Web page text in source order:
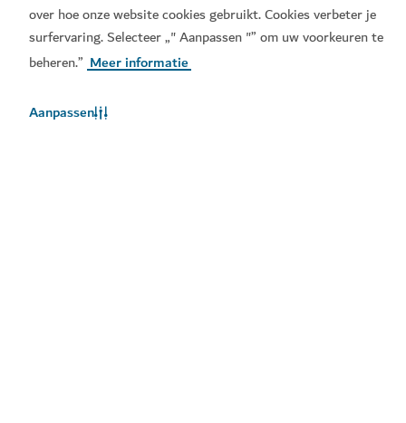
over hoe onze website cookies gebruikt. Cookies verbeter je
surfervaring. Selecteer „" Aanpassen "” om uw voorkeuren te
beheren.” Meer informatie
Aanpassen